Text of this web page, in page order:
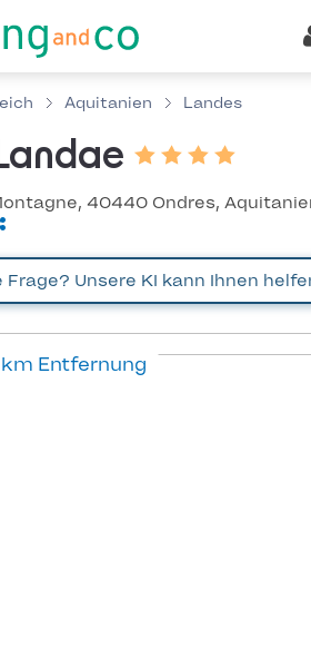
Aquitanien Landes
40440 Ondres,
Entfernung